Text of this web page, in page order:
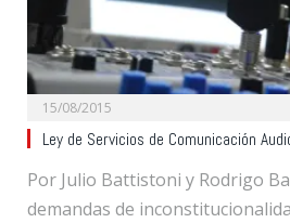
15/08/2015
Ley de Servicios de Comunicación
Por Julio Battistoni y Rodrigo
demandas de